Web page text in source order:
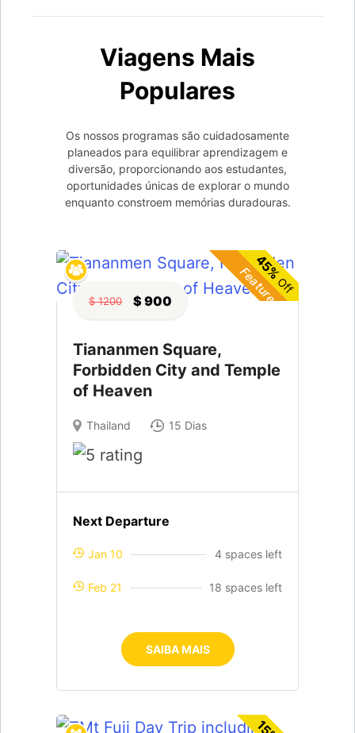
Viagens Mais
Populares
Os nossos programas são cuidadosamente
planeados para equilibrar aprendizagem e
diversão, proporcionando aos estudantes,
oportunidades únicas de explorar o mundo
enquanto constroem memórias duradouras.
45%
Off
Featured
$ 1200 $ 900
Tiananmen Square,
Forbidden City and Temple
of Heaven
Thailand 15 Dias
Next Departure
Jan 10 4 spaces left
Feb 21 18 spaces left
SAIBA MAIS